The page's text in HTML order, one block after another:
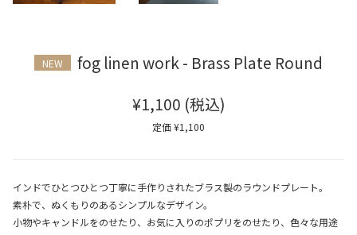
NEW
fog linen work - Brass Plate Round
¥1,100 (税込)
定価 ¥1,100
インドでひとつひとつ丁寧に手作りされたブラス製のラウンドプレート。
素朴で、ぬくもりのあるシンプルなデザイン。
小物やキャンドルをのせたり、お気に入りのポプリをのせたり、色々な用途